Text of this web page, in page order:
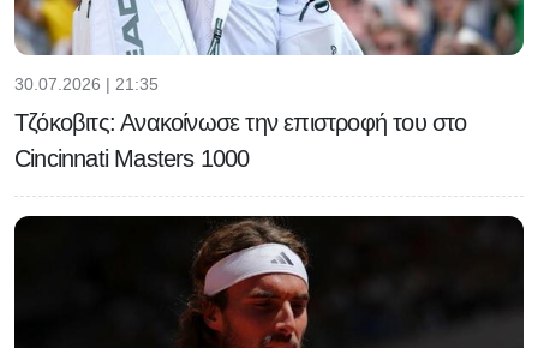
30.07.2026 | 21:35
Τζόκοβιτς: Ανακοίνωσε την επιστροφή του στο
Cincinnati Masters 1000